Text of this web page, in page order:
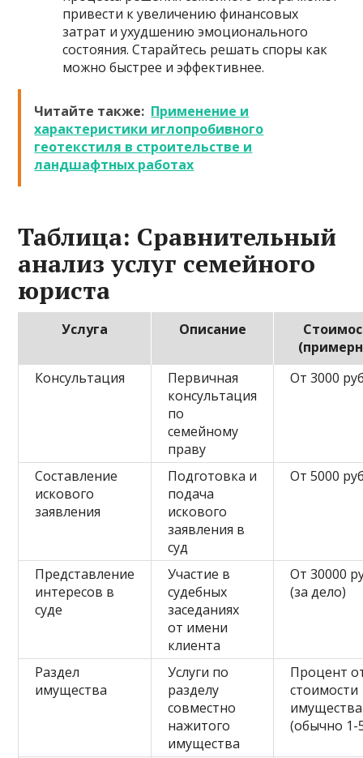
привести к увеличению финансовых
затрат и ухудшению эмоционального
состояния. Старайтесь решать споры как
можно быстрее и эффективнее.
Читайте также: Применение и
характеристики иглопробивного
геотекстиля в строительстве и
ландшафтных работах
Таблица: Сравнительный
анализ услуг семейного
юриста
Услуга Описание
Консультация
Первичная
консультация
по
семейному
праву
От 3000
Составление
искового
заявления
Подготовка и
подача
искового
заявления в
суд
От 5000
Представление
интересов в
суде
Участие в
судебных
заседаниях
от имени
клиента
От 30000
(за дело)
Раздел
имущества
Услуги по
разделу
совместно
нажитого
имущества
Процент
стоимости
имущества
(обычно 1-